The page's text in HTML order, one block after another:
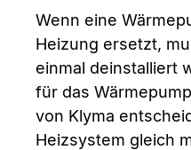
Wenn eine
Heizung ersetzt,
einmal deinstalliert
für das
von Klyma
Heizsystem gleich